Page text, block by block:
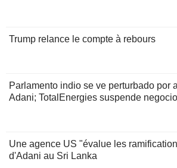
Trump relance le compte à rebours
Parlamento indio se ve perturbado por
Adani; TotalEnergies suspende
Une agence US "évalue les
d'Adani au Sri Lanka